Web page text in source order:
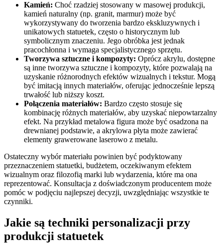
Kamień: Choć rzadziej stosowany w masowej produkcji,
kamień naturalny (np. granit, marmur) może być
wykorzystywany do tworzenia bardzo ekskluzywnych i
unikatowych statuetek, często o historycznym lub
symbolicznym znaczeniu. Jego obróbka jest jednak
pracochłonna i wymaga specjalistycznego sprzętu.
Tworzywa sztuczne i kompozyty: Oprócz akrylu, dostępne
są inne tworzywa sztuczne i kompozyty, które pozwalają na
uzyskanie różnorodnych efektów wizualnych i tekstur. Mogą
być imitacją innych materiałów, oferując jednocześnie lepszą
trwałość lub niższy koszt.
Połączenia materiałów: Bardzo często stosuje się
kombinację różnych materiałów, aby uzyskać niepowtarzalny
efekt. Na przykład metalowa figura może być osadzona na
drewnianej podstawie, a akrylowa płyta może zawierać
elementy grawerowane laserowo z metalu.
Ostateczny wybór materiału powinien być podyktowany
przeznaczeniem statuetki, budżetem, oczekiwanym efektem
wizualnym oraz filozofią marki lub wydarzenia, które ma ona
reprezentować. Konsultacja z doświadczonym producentem może
pomóc w podjęciu najlepszej decyzji, uwzględniając wszystkie te
czynniki.
Jakie są techniki personalizacji przy
produkcji statuetek